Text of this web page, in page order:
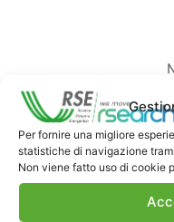
Per fornire una migliore
statistiche di navigazione
Non viene fatto uso di cookie
Bandi